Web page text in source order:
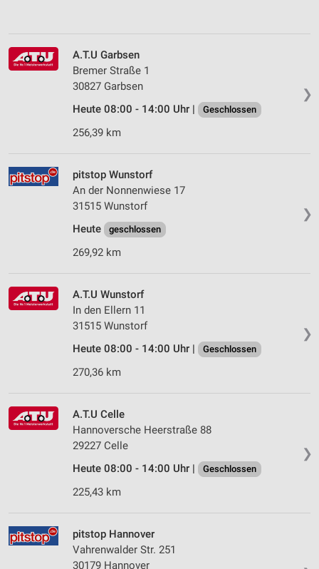
❯
A.T.U Garbsen
Bremer Straße 1
30827 Garbsen
Heute 08:00 - 14:00 Uhr |
Geschlossen
256,39 km
❯
pitstop Wunstorf
An der Nonnenwiese 17
31515 Wunstorf
Heute
geschlossen
269,92 km
❯
A.T.U Wunstorf
In den Ellern 11
31515 Wunstorf
Heute 08:00 - 14:00 Uhr |
Geschlossen
270,36 km
❯
A.T.U Celle
Hannoversche Heerstraße 88
29227 Celle
Heute 08:00 - 14:00 Uhr |
Geschlossen
225,43 km
pitstop Hannover
Vahrenwalder Str. 251
30179 Hannover